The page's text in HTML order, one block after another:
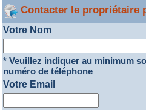
Contacter le propriétaire
Votre Nom
* Veuillez indiquer au minimum
numéro de téléphone
Votre Email